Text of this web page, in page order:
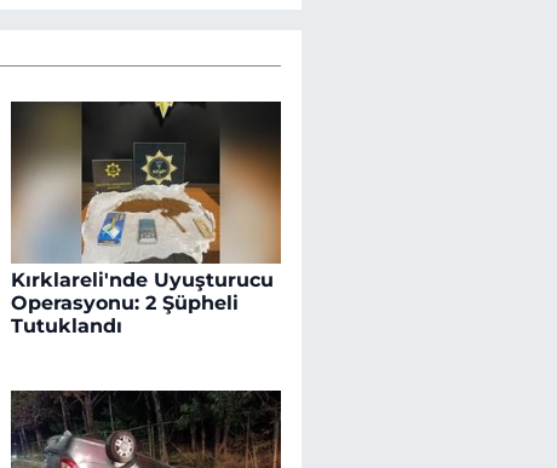
Kırklareli'nde Uyuşturucu
Operasyonu: 2 Şüpheli
Tutuklandı